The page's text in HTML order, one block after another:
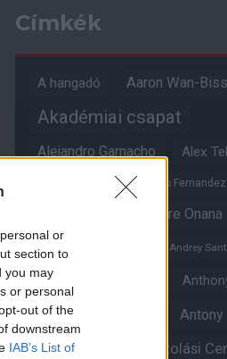
or
section to
you may
or personal
out of the
downstream
IAB’s List of
Címkék
A hangadó Aaron Wan-
Akadémiai csapat
Alejandro Garnacho Alex
Alvaro Fernandez
Andre Onana
Andreas Pereira
Andrey
Angol válogatott
Anthony Martial Antony
Aston Villa Átigazolási